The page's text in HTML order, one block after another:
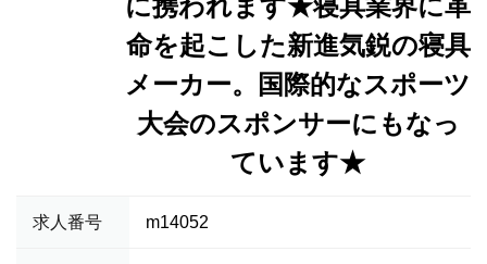
に携われます★寝具業界に革
命を起こした新進気鋭の寝具
メーカー。国際的なスポーツ
大会のスポンサーにもなっ
ています★
求人番号 m14052